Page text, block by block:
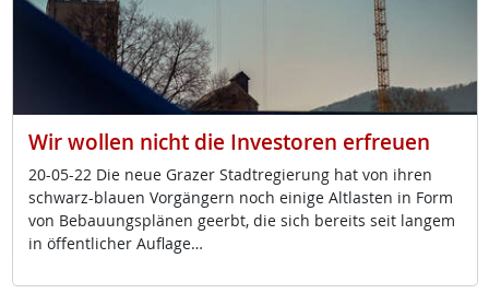
Wir wollen nicht die Investoren erfreuen
20-05-22 Die neue Gra­zer Stadt­re­gie­rung hat von ih­ren
schwarz-blau­en Vor­gän­gern noch ei­ni­ge Alt­las­ten in Form
von Be­bau­ungs­plä­nen ge­erbt, die sich be­reits seit lan­gem
in öf­f­ent­li­cher Aufla­ge…